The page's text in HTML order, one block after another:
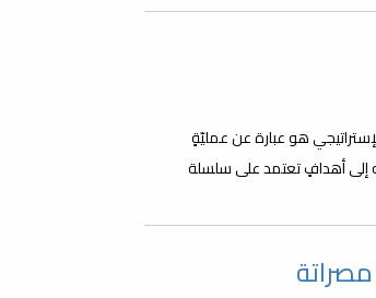
هو عبارة عن عمليّةٍ
أهدافٍ تعتمد على سلسلة